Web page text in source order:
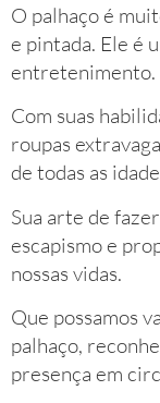
O palhaço é
e pintada. Ele é
entretenimento.
Com suas
roupas
de todas as
Sua arte de
escapismo e
nossas vidas.
Que possamos
palhaço,
presença em